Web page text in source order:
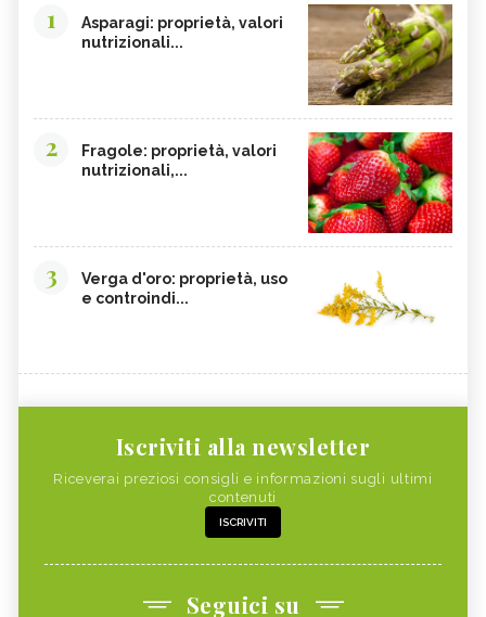
1
Asparagi: proprietà, valori
nutrizionali...
2
Fragole: proprietà, valori
nutrizionali,...
3
Verga d'oro: proprietà, uso
e controindi...
Iscriviti alla newsletter
Riceverai preziosi consigli e informazioni sugli ultimi
contenuti
ISCRIVITI
Seguici su